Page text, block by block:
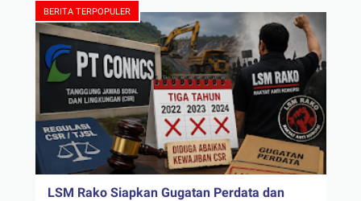
BERITA TERPOPULER
LSM Rako Siapkan Gugatan Perdata dan